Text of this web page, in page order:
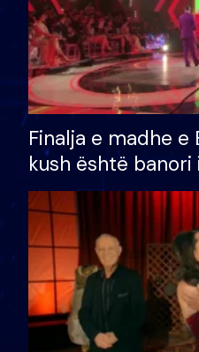
Finalja e madhe e
kush është banori
shtëpinë dhe
të fituar çmimin e